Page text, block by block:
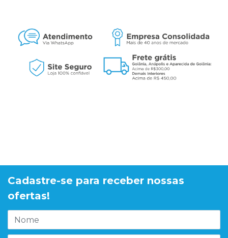
Cadastre-se para receber nossas
ofertas!